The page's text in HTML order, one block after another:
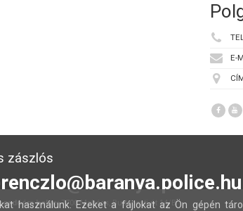
E-
zászlós
helye:7700 Mohács, Budapesti út 14/B
használunk. Ezeket a fájlokat az Ön gépén